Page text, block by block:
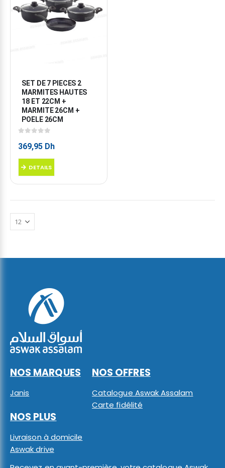
SET DE 7 PIECES 2
MARMITES HAUTES
18 ET 22CM +
MARMITE 26CM +
POELE 26CM
369,95 Dh
DETAILS
NOS MARQUES
Janis
NOS OFFRES
Catalogue Aswak Assalam
Carte fidélité
NOS PLUS
Livraison à domicile
Aswak drive